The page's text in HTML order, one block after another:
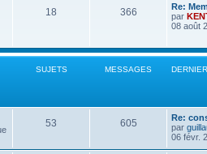
18 366
Re:
par
08 août
SUJETS MESSAGES
53 605
Re:
par
06 févr.